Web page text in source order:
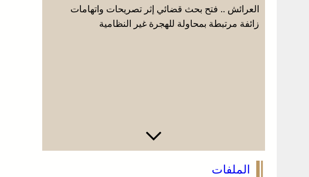
العرائش .. فتح بحث قضائي إثر تصريحات واتهامات
زائفة مرتبطة بمحاولة للهجرة غير النظامية
الملفات